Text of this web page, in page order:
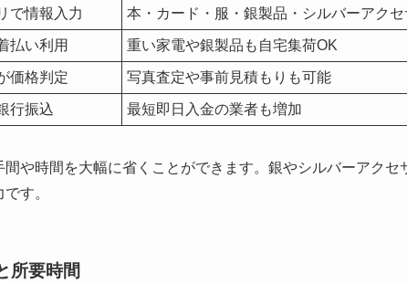
で情報入力 本・カード・服・銀製品・シルバーアク
払い利用 重い家電や銀製品も自宅集荷OK
価格判定 写真査定や事前見積もりも可能
行振込 最短即日入金の業者も増加
や時間を大幅に省くことができます。銀やシルバーアク
す。
所要時間